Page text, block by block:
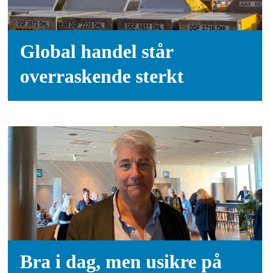
Global handel står
overraskende sterkt
Bra i dag, men usikre på